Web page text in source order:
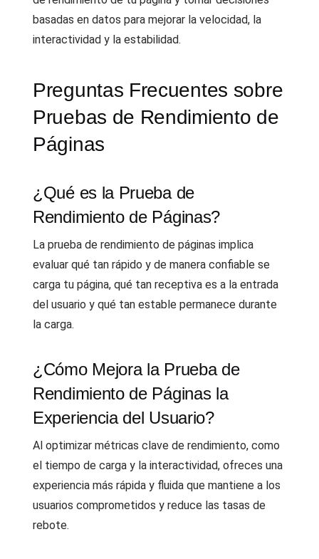
basadas en datos para mejorar la velocidad, la
interactividad y la estabilidad.
Preguntas Frecuentes sobre
Pruebas de Rendimiento de
Páginas
¿Qué es la Prueba de
Rendimiento de Páginas?
La prueba de rendimiento de páginas implica
evaluar qué tan rápido y de manera confiable se
carga tu página, qué tan receptiva es a la entrada
del usuario y qué tan estable permanece durante
la carga.
¿Cómo Mejora la Prueba de
Rendimiento de Páginas la
Experiencia del Usuario?
Al optimizar métricas clave de rendimiento, como
el tiempo de carga y la interactividad, ofreces una
experiencia más rápida y fluida que mantiene a los
usuarios comprometidos y reduce las tasas de
rebote.